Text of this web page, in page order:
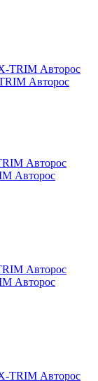
Авторос
Авторос
Авторос